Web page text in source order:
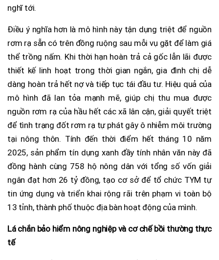
nghĩ tới.
Điều ý nghĩa hơn là mô hình này tận dụng triệt để nguồn
rơm rạ sẵn có trên đồng ruộng sau mỗi vụ gặt để làm giá
thể trồng nấm. Khi thời hạn hoàn trả cả gốc lẫn lãi được
thiết kế linh hoạt trong thời gian ngắn, gia đình chị dễ
dàng hoàn trả hết nợ và tiếp tục tái đầu tư. Hiệu quả của
mô hình đã lan tỏa mạnh mẽ, giúp chị thu mua được
nguồn rơm rạ của hầu hết các xã lân cận, giải quyết triệt
để tình trạng đốt rơm rạ tự phát gây ô nhiễm môi trường
tại nông thôn. Tính đến thời điểm hết tháng 10 năm
2025, sản phẩm tín dụng xanh đầy tính nhân văn này đã
đồng hành cùng 758 hộ nông dân với tổng số vốn giải
ngân đạt hơn 26 tỷ đồng, tạo cơ sở để tổ chức TYM tự
tin ứng dụng và triển khai rộng rãi trên phạm vi toàn bộ
13 tỉnh, thành phố thuộc địa bàn hoạt động của mình.
Lá chắn bảo hiểm nông nghiệp và cơ chế bồi thường thực
tế